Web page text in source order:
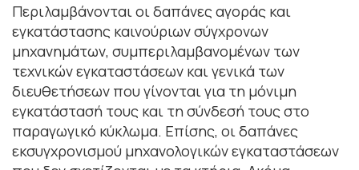
Περιλαμβάνονται οι δαπάνες αγοράς και
εγκατάστασης καινούριων σύγχρονων
μηχανημάτων, συμπεριλαμβανομένων των
τεχνικών εγκαταστάσεων και γενικά των
διευθετήσεων που γίνονται για τη μόνιμη
εγκατάστασή τους και τη σύνδεσή τους στο
παραγωγικό κύκλωμα. Επίσης, οι δαπάνες
εκσυγχρονισμού μηχανολογικών εγκαταστάσεων